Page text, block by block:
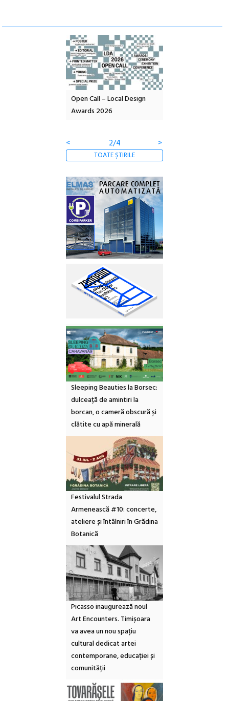
Open Call – Local Design
Anuala de artă urbană
Artown NOW #5:
<
3/4 >
TOATE ȘTIRILE
Sleeping Beauties la Borsec:
dulceață de amintiri la
borcan, o cameră obscură și
clătite cu apă minerală
Festivalul Strada
Armenească #10: concerte,
ateliere și întâlniri în Grădina
Botanică
Picasso inaugurează noul
Art Encounters. Timișoara
va avea un nou spațiu
cultural dedicat artei
contemporane, educației și
comunității